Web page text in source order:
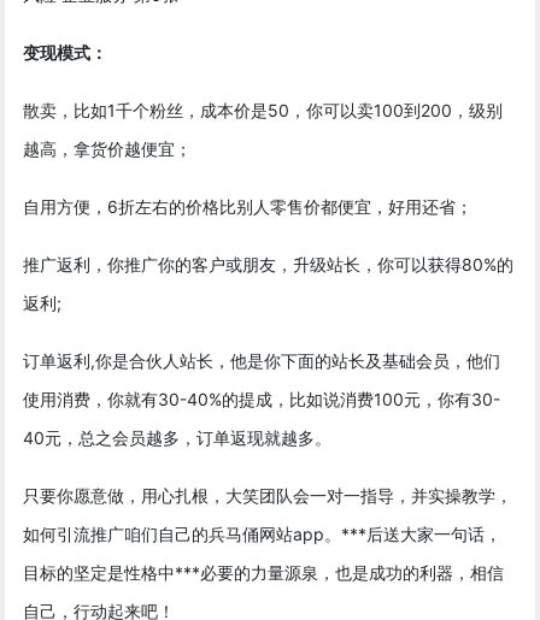
变现模式：
散卖，比如1千个粉丝，成本价是50，你可以卖100到200，级别
越高，拿货价越便宜；
自用方便，6折左右的价格比别人零售价都便宜，好用还省；
推广返利，你推广你的客户或朋友，升级站长，你可以获得80%的
返利;
订单返利,你是合伙人站长，他是你下面的站长及基础会员，他们
使用消费，你就有30-40%的提成，比如说消费100元，你有30-
40元，总之会员越多，订单返现就越多。
只要你愿意做，用心扎根，大笑团队会一对一指导，并实操教学，
如何引流推广咱们自己的兵马俑网站app。***后送大家一句话，
目标的坚定是性格中***必要的力量源泉，也是成功的利器，相信
自己，行动起来吧！